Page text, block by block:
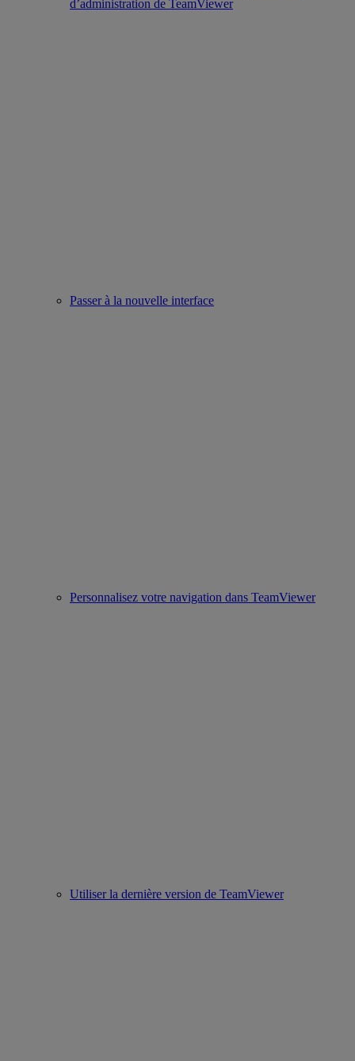
d’administration de TeamViewer
Passer à la nouvelle interface
Personnalisez votre navigation dans TeamViewer
Utiliser la dernière version de TeamViewer